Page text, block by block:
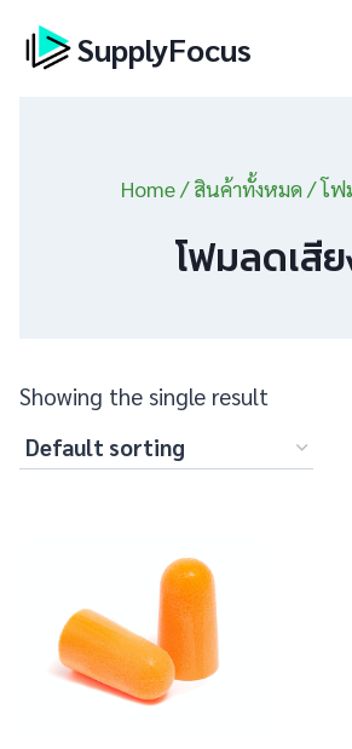
Skip
SupplyFocus
Home/ สินค้าทั้งหมด/โฟ
โฟมลดเสี
Showing the single result